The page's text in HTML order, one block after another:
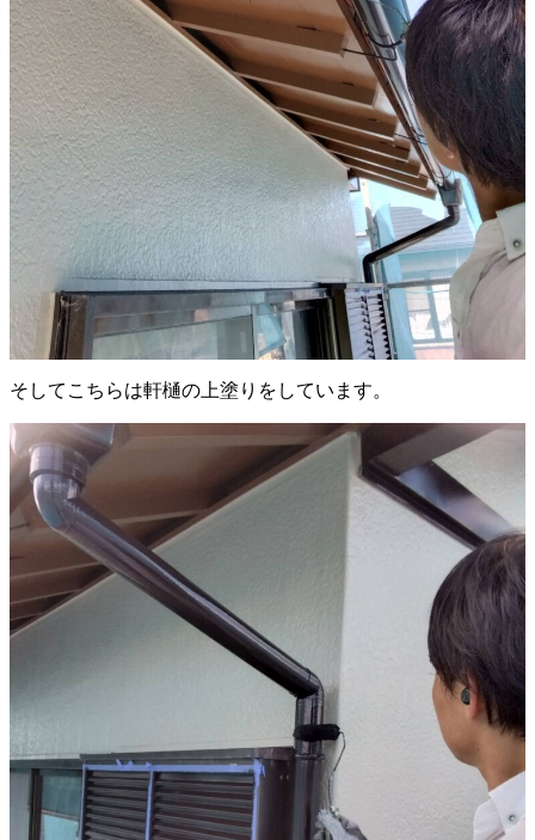
そしてこちらは軒樋の上塗りをしています。